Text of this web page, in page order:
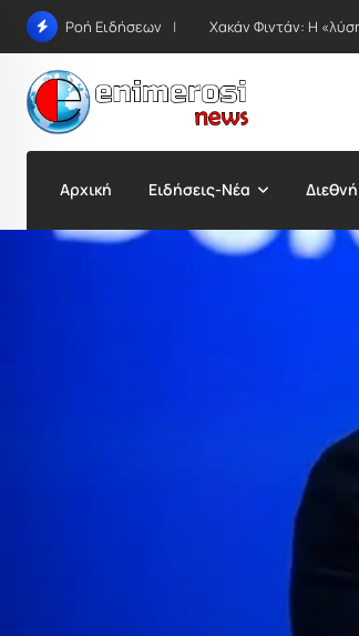
Skip
content
Ροή Ειδήσεων Χακάν Φιντάν: Η
Αρχική Ειδήσεις-Νέα Διεθνή